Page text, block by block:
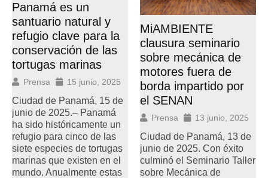
Panamá es un
santuario natural y
refugio clave para la
conservación de las
tortugas marinas
Prensa 15 junio, 2025
Ciudad de Panamá, 15 de
junio de 2025.– Panamá
ha sido históricamente un
refugio para cinco de las
siete especies de tortugas
marinas que existen en el
mundo. Anualmente estas
MiAMBIENTE
clausura seminario
sobre mecánica de
motores fuera de
borda impartido por
el SENAN
Prensa 13 junio, 2025
Ciudad de Panamá, 13 de
junio de 2025. Con éxito
culminó el Seminario Taller
sobre Mecánica de